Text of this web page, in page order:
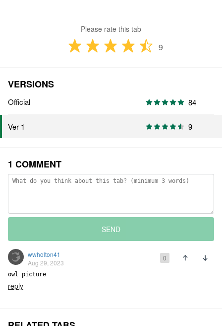
Please rate this tab
9
VERSIONS
Official 84
Ver 1 9
1 COMMENT
SEND
wwholton41
Aug 29, 2023
0
owl picture
reply